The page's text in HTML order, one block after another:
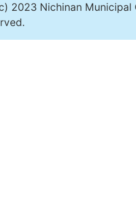
2023 Nichinan Municipal